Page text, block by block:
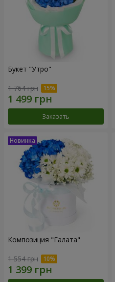
Букет "Утро"
1 764 грн
Заказать
Композиция "Галата"
1 554 грн